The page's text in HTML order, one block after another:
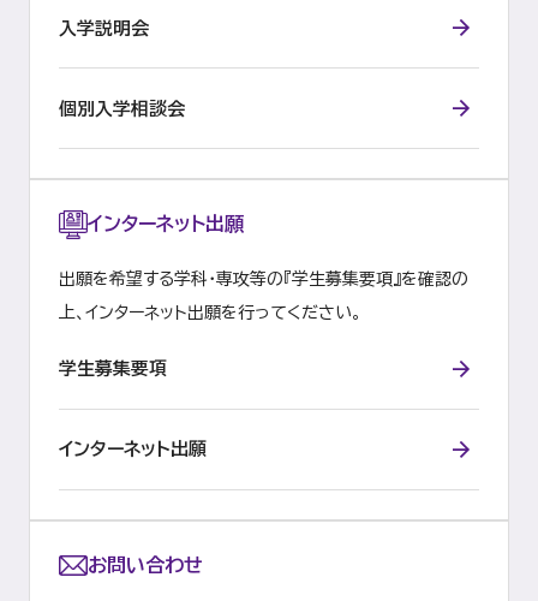
入学説明会
個別入学相談会
インターネット出願
出願を希望する学科・専攻等の『学生募集要項』を確認の
上、インターネット出願を行ってください。
学生募集要項
インターネット出願
お問い合わせ